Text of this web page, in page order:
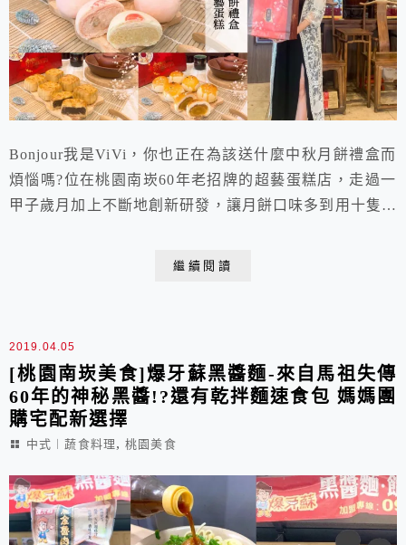
Bonjour我是ViVi，你也正在為該送什麼中秋月餅禮盒而
煩惱嗎?位在桃園南崁60年老招牌的超藝蛋糕店，走過一
甲子歲月加上不斷地創新研發，讓月餅口味多到用十隻手
繼續閱讀
2019.04.05
[桃園南崁美食]爆牙蘇黑醬麵-來自馬祖失傳
60年的神秘黑醬!?還有乾拌麵速食包 媽媽團
購宅配新選擇
中式︱蔬食料理 ,桃園美食